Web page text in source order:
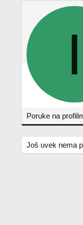
I
Poruke na
Još uvek nema